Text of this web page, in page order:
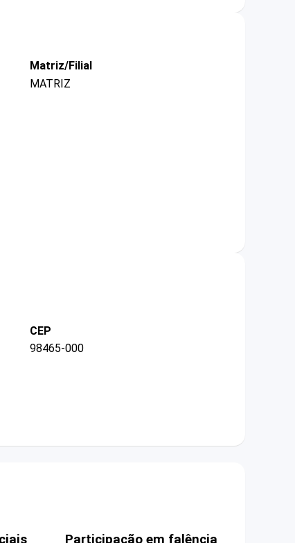
Matriz/Filial
MATRIZ
CEP
98465-000
Participação em falência